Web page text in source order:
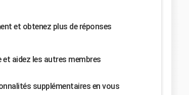
et obtenez plus de réponses
aidez les autres membres
supplémentaires en vous